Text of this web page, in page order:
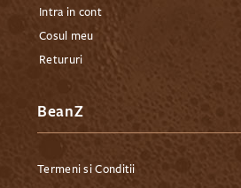
Intra in cont
Cosul meu
Retururi
BeanZ
Termeni si Conditii